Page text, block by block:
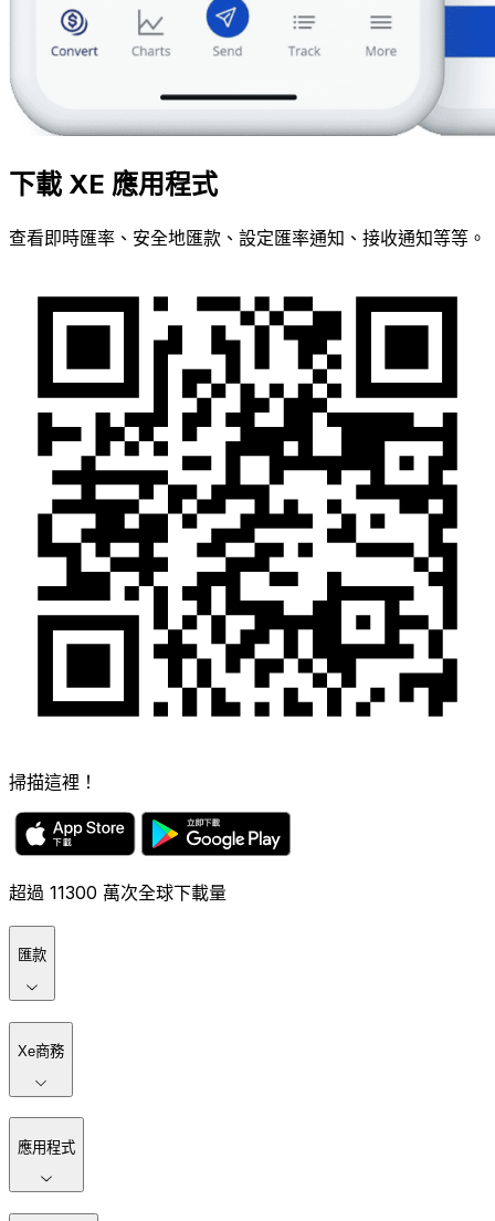
下載 XE 應用程式
查看即時匯率、安全地匯款、設定匯率通知、接收通知等等。
掃描這裡！
超過 11300 萬次全球下載量
匯款
Xe商務
應用程式